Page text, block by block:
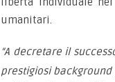
umanitari.
“A decretare il
prestigiosi